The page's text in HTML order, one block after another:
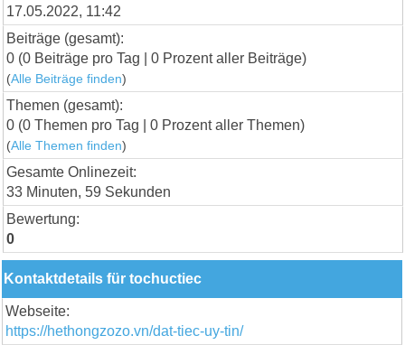
17.05.2022, 11:42
Beiträge (gesamt):
0 (0 Beiträge pro Tag | 0 Prozent aller Beiträge)
(Alle Beiträge finden)
Themen (gesamt):
0 (0 Themen pro Tag | 0 Prozent aller Themen)
(Alle Themen finden)
Gesamte Onlinezeit:
33 Minuten, 59 Sekunden
Bewertung:
0
Kontaktdetails für tochuctiec
Webseite:
https://hethongzozo.vn/dat-tiec-uy-tin/